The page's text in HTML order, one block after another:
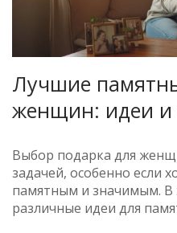
Лучшие
женщин: идеи и
Выбор подарка для
задачей, особенно если
памятным и значимым. В
различные идеи для